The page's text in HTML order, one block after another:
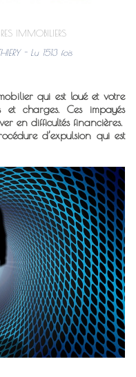
IMMOBILIERS
- Lu 1513 fois
qui est loué et votre
charges. Ces impayés
en difficultés financières.
d’expulsion qui est